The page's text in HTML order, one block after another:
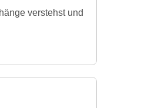
verstehst und